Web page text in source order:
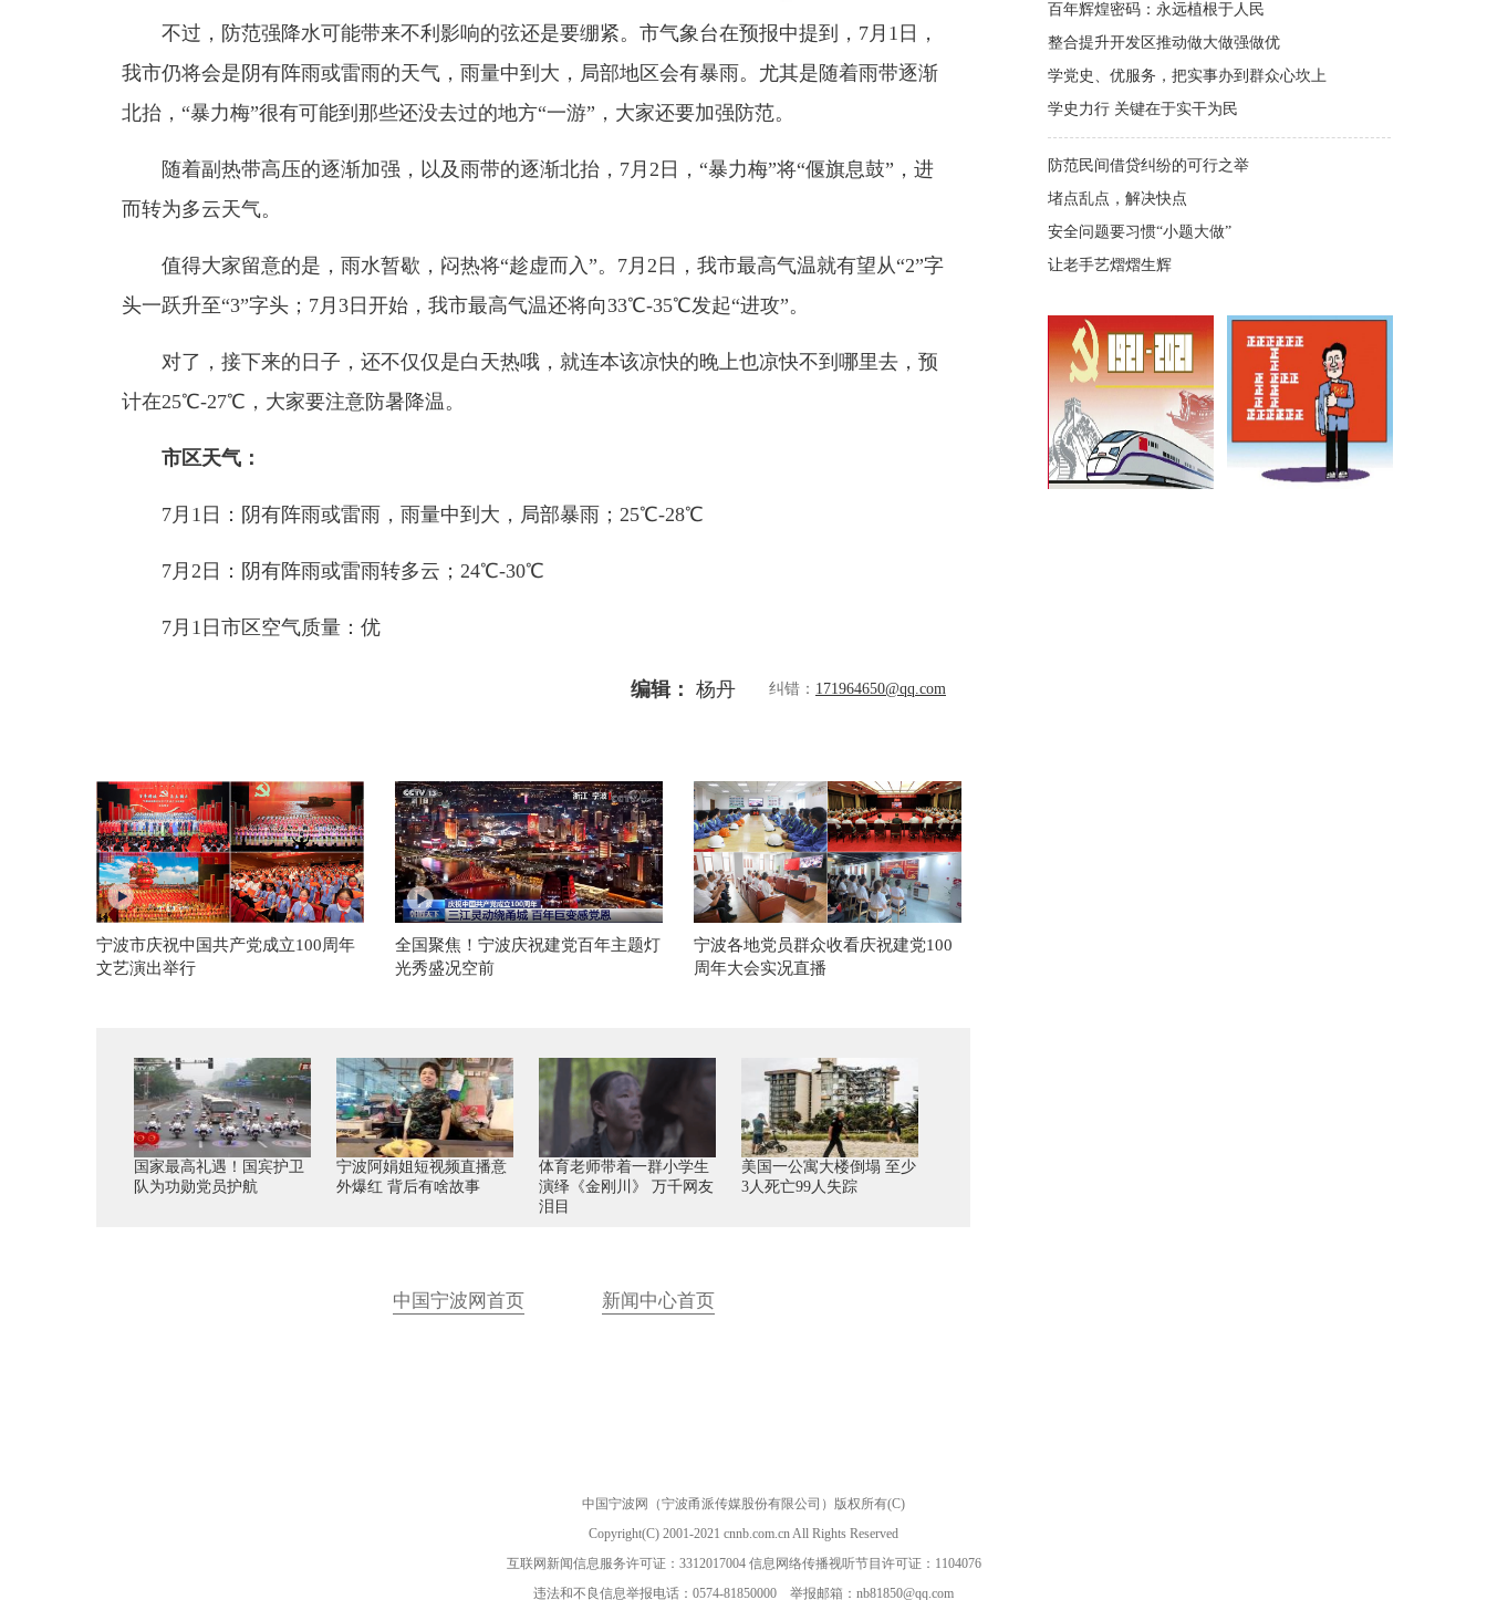
不过，防范强降水可能带来不利影响的弦还是要绷紧。市气象台在预报中提到，7月1日，
我市仍将会是阴有阵雨或雷雨的天气，雨量中到大，局部地区会有暴雨。 尤其是随着雨带逐渐
北抬，“暴力梅”很有可能到那些还没去过的地方“一游”，大家还要加强防范。
随着副热带高压的逐渐加强，以及雨带的逐渐北抬，7月2日，“暴力梅”将“偃旗息鼓”，进
而转为多云天气。
值得大家留意的是，雨水暂歇，闷热将“趁虚而入”。7月2日，我市最高气温就有望从“2”字
头一跃升至“3”字头；7月3日开始，我市最高气温还将向33℃-35℃发起“进攻”。
对了，接下来的日子，还不仅仅是白天热哦，就连本该凉快的晚上也凉快不到哪里去，预
计在25℃-27℃，大家要注意防暑降温。
市区天气：
7月1日：阴有阵雨或雷雨，雨量中到大，局部暴雨；25℃-28℃
7月2日：阴有阵雨或雷雨转多云；24℃-30℃
7月1日市区空气质量：优
编辑： 杨丹 纠错： 171964650@qq.com
宁波市庆祝中国共产党成立100周年
文艺演出举行
全国聚焦！宁波庆祝建党百年主题灯
光秀盛况空前
宁波各地党员群众收看庆祝建党100
周年大会实况直播
国家最高礼遇！国宾护卫
队为功勋党员护航
宁波阿娟姐短视频直播意
外爆红 背后有啥故事
体育老师带着一群小学生
演绎《金刚川》 万千网友
泪目
美国一公寓大楼倒塌 至少
3人死亡99人失踪
中国宁波网首页 新闻中心首页
百年辉煌密码：永远植根于人民
整合提升开发区推动做大做强做优
学党史、优服务，把实事办到群众心坎上
学史力行 关键在于实干为民
防范民间借贷纠纷的可行之举
堵点乱点，解决快点
安全问题要习惯“小题大做”
让老手艺熠熠生辉
中国宁波网（宁波甬派传媒股份有限公司）版权所有(C)
Copyright(C) 2001-2021 cnnb.com.cn All Rights Reserved
互联网新闻信息服务许可证：3312017004 信息网络传播视听节目许可证：1104076
违法和不良信息举报电话：0574-81850000 举报邮箱：nb81850@qq.com